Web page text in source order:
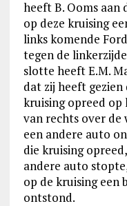
heeft B. Ooms
op deze kruising
links komende
tegen de
slotte heeft E.M.
dat zij heeft
kruising opreed
van rechts over de
een andere auto
die kruising
andere auto
op de kruising een
ontstond.